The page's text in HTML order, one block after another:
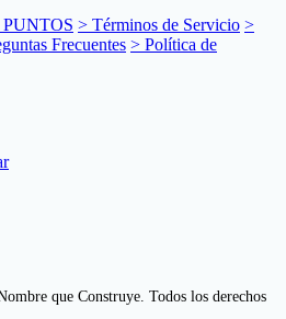
> Términos de Servicio >
Frecuentes > Política de
que Construye. Todos los derechos